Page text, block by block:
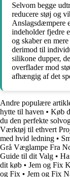
Selvom begge
reducere støj og
Anslagsdæmpere
indeholder fjedre
og skaber en
derimod til
silikone dupper,
overflader mod
afhængig af det
Andre populære
hytte til haven • Køb
du den perfekte
Værktøj til ethvert
med hvid ledning •
Grå Væglampe Fra
Guide til dit Valg •
dit køb • Jem og Fix
og Fix • Jem og Fix